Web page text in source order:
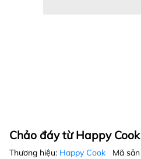
Chảo đáy từ Happy
Thương hiệu: Happy Cook Mã